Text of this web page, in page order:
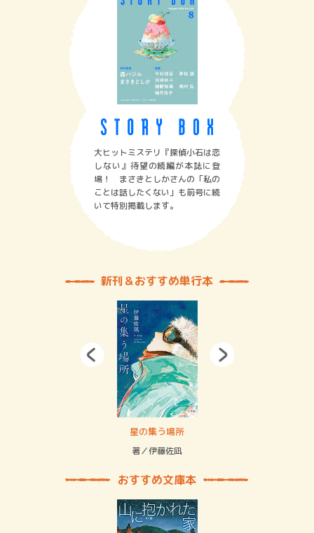
大ヒットミステリ『探偵小石は恋
しない』待望の続編が本誌に登
場！ まさきとしかさんの「私の
ことは話したくない」も前号に続
いて特別掲載します。
新刊＆おすすめ単行本
星の集う場所
著／伊藤佐凪
おすすめ文庫本